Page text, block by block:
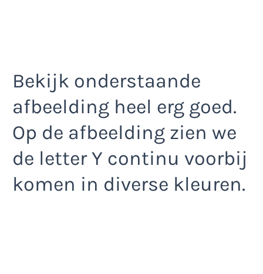
Bekijk onderstaande
afbeelding heel erg goed.
Op de afbeelding zien we
de letter Y continu voorbij
komen in diverse kleuren.